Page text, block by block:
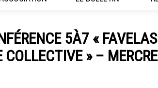
5À7 «
COLLECTIVE » –